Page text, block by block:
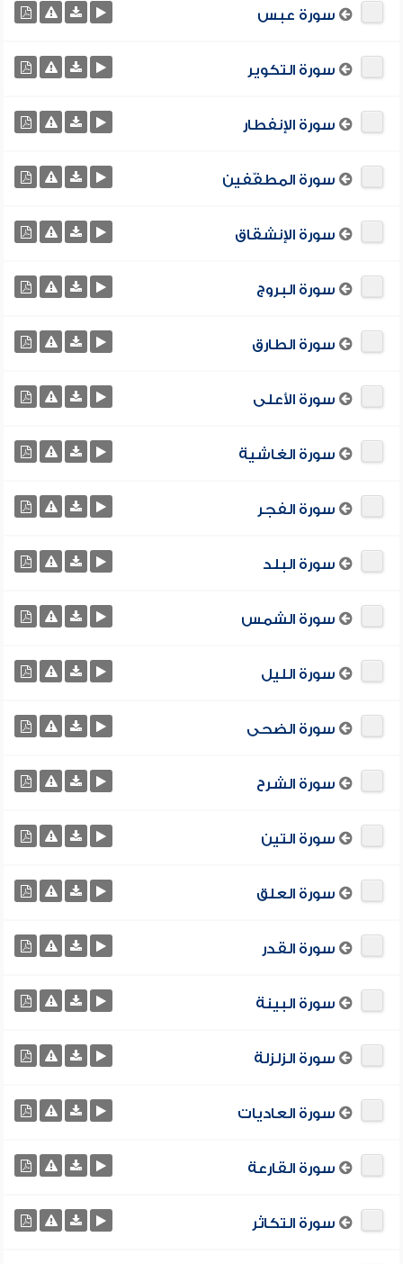
سورة عبس
سورة التكوير
سورة الإنفطار
سورة المطفّفين
سورة الإنشقاق
سورة البروج
سورة الطارق
سورة الأعلى
سورة الغاشية
سورة الفجر
سورة البلد
سورة الشمس
سورة الليل
سورة الضحى
سورة الشرح
سورة التين
سورة العلق
سورة القدر
سورة البينة
سورة الزلزلة
سورة العاديات
سورة القارعة
سورة التكاثر